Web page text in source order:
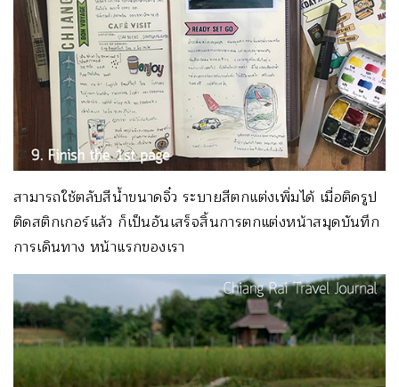
สามารถใช้ตลับสีน้ำขนาดจิ๋ว ระบายสีตกแต่งเพิ่มได้ เมื่อติดรูป
ติดสติกเกอร์แล้ว ก็เป็นอันเสร็จสิ้นการตกแต่งหน้าสมุดบันทึก
การเดินทาง หน้าแรกของเรา